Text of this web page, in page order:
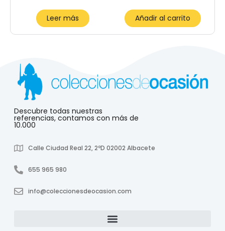
Leer más Añadir al carrito
Descubre todas nuestras
referencias, contamos con más de
10.000
Calle Ciudad Real 22, 2ºD 02002 Albacete
655 965 980
info@coleccionesdeocasion.com